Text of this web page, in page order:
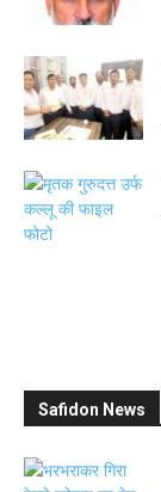
Safidon News